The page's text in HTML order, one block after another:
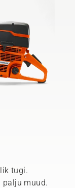
tugi.
palju muud.